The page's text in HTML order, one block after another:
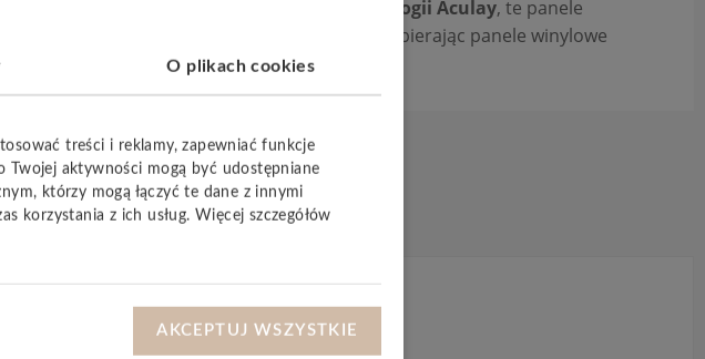
Dzięki zastosowaniu innowacyjnej
technologii Aculay, te panele
. Odkryj piękno i funkcjonalność w jednym, wybierając panele winylowe
O plikach cookies
treści i reklamy, zapewniać funkcje
Twojej aktywności mogą być udostępniane
którzy mogą łączyć te dane z innymi
korzystania z ich usług. Więcej szczegółów
AKCEPTUJ WSZYSTKIE